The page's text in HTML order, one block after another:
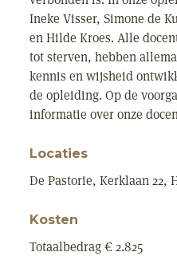
Ineke Visser, Simone de
en Hilde Kroes. Alle
tot sterven, hebben
kennis en wijsheid
de opleiding. Op de
informatie over onze
Locaties
De Pastorie, Kerklaan 22,
Kosten
Totaalbedrag € 2.825